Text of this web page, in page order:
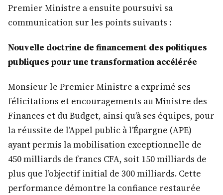
Premier Ministre a ensuite poursuivi sa
communication sur les points suivants :
Nouvelle doctrine de financement des politiques
publiques pour une transformation accélérée
Monsieur le Premier Ministre a exprimé ses
félicitations et encouragements au Ministre des
Finances et du Budget, ainsi qu’à ses équipes, pour
la réussite de l’Appel public à l’Épargne (APE)
ayant permis la mobilisation exceptionnelle de
450 milliards de francs CFA, soit 150 milliards de
plus que l’objectif initial de 300 milliards. Cette
performance démontre la confiance restaurée